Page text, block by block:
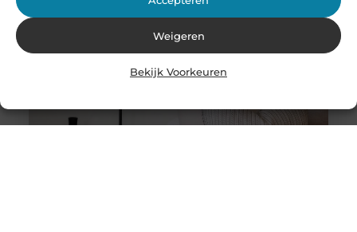
Weigeren
Bekijk Voorkeuren